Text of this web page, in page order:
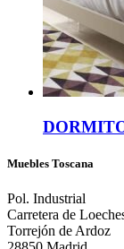
Muebles Toscana
Pol. Industrial
Carretera de
Torrejón de Ardoz